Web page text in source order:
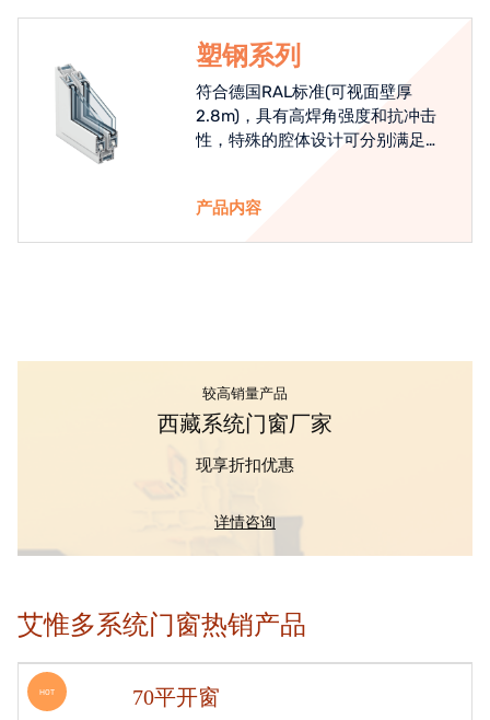
塑钢系列
符合德国RAL标准(可视面壁厚
2.8m)，具有高焊角强度和抗冲击
性，特殊的腔体设计可分别满足隔
产品内容
较高销量产品
西藏系统门窗厂家
现享折扣优惠
详情咨询
艾惟多系统门窗热销产品
HOT 70平开窗